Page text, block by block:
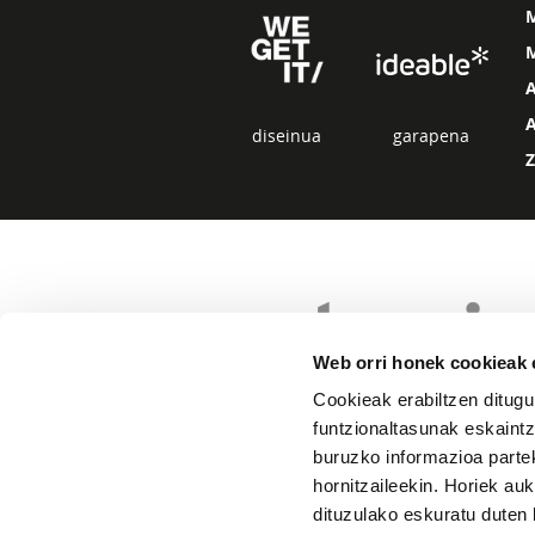
Web orri honek cookieak
Cookieak erabiltzen
funtzionaltasunak
buruzko informazioa
hornitzaileekin. Horiek
dituzulako eskuratu
diseinua garapena